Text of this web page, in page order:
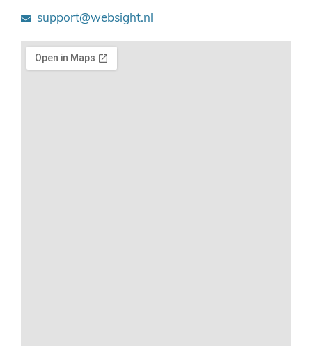
support@websight.nl